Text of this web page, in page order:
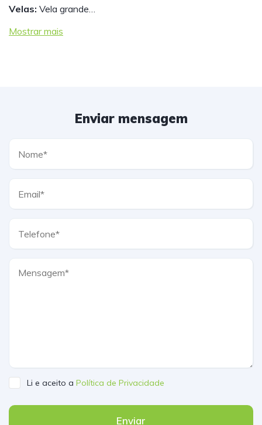
Velas: Vela grande…
Mostrar mais
Enviar mensagem
Li e aceito a Política de Privacidade
Enviar